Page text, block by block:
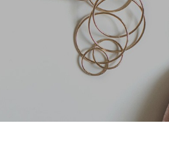
данные с базовыми
методы для охраны
часть аккумулирует учетные